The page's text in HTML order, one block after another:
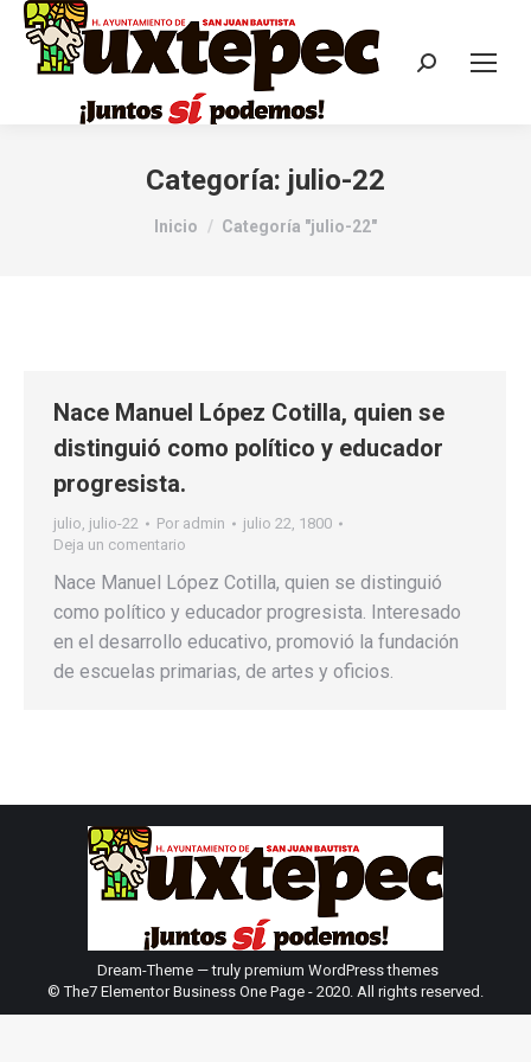
Categoría: julio-22
Estás aquí:
Inicio Categoría "julio-22"
Nace Manuel López Cotilla, quien se
distinguió como político y educador
progresista.
julio, julio-22 Por admin
julio 22, 1800
Deja un comentario
Nace Manuel López Cotilla, quien se distinguió
como político y educador progresista. Interesado
en el desarrollo educativo, promovió la fundación
de escuelas primarias, de artes y oficios.
Dream-Theme — truly premium WordPress themes
© The7 Elementor Business One Page - 2020. All rights reserved.